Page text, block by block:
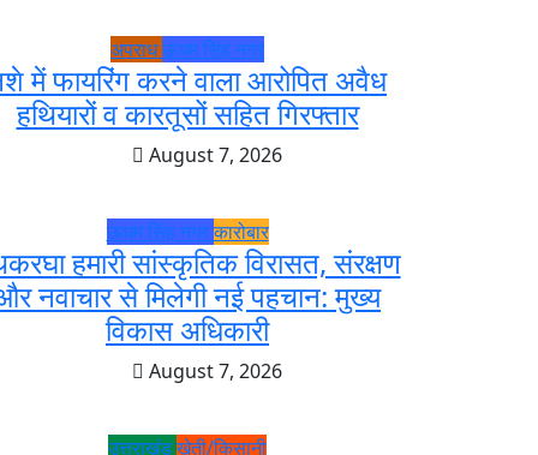
अपराधऊधम सिंह नगर
में फायरिंग करने वाला आरोपित अवैध
हथियारों व कारतूसों सहित गिरफ्तार
August 7, 2026
ऊधम सिंह नगर कारोबार
हमारी सांस्कृतिक विरासत, संरक्षण
नवाचार से मिलेगी नई पहचान: मुख्य
विकास अधिकारी
August 7, 2026
उत्तराखंडखेती/किसानी